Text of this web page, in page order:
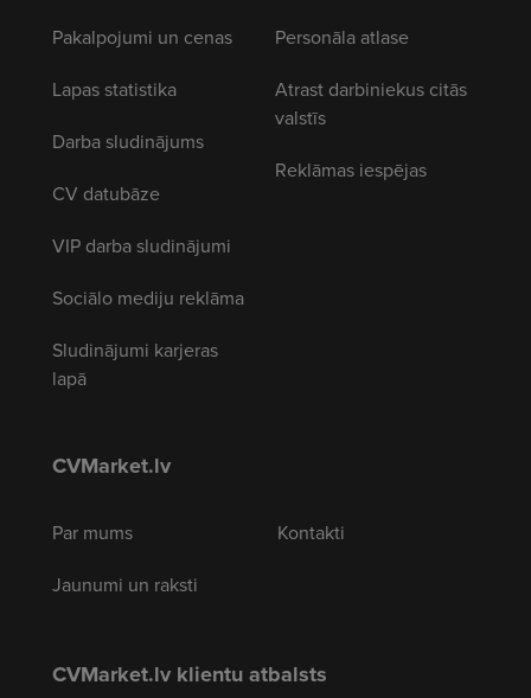
Pakalpojumi un cenas
Lapas statistika
Darba sludinājums
CV datubāze
VIP darba sludinājumi
Sociālo mediju reklāma
Sludinājumi karjeras
lapā
Personāla atlase
Atrast darbiniekus citās
valstīs
Reklāmas iespējas
CVMarket.lv
Par mums
Jaunumi un raksti
Kontakti
CVMarket.lv klientu atbalsts